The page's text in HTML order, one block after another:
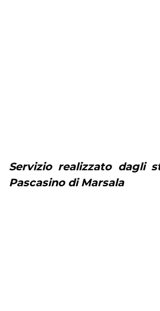
Servizio realizzato dagli
Pascasino di Marsala